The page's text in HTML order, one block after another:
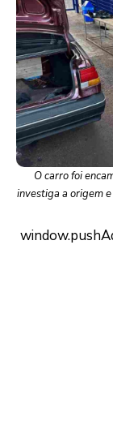
O carro foi
investiga a origem